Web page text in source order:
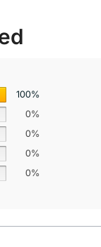
100%
0%
0%
0%
0%